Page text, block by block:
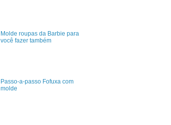
Molde roupas da Barbie para
você fazer também
Passo-a-passo Fofuxa com
molde